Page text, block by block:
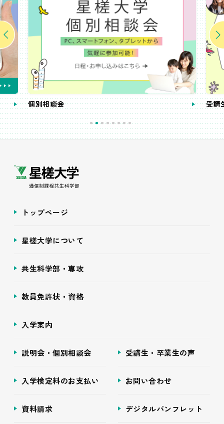
個別相談会 受講
トップページ
星槎大学について
共生科学部・専攻
教員免許状・資格
入学案内
説明会・個別相談会 受講生・卒業生の声
入学検定料のお支払い お問い合わせ
資料請求 デジタルパンフレット